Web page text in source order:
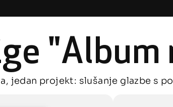
"Album
jedan projekt: slušanje glazbe s